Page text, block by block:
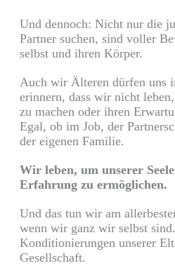
Und dennoch: Nicht nur die
Partner suchen, sind voller
selbst und ihren Körper.
Auch wir Älteren dürfen uns
erinnern, dass wir nicht
zu machen oder ihren
Egal, ob im Job, der
der eigenen Familie.
Wir leben, um unserer
Erfahrung zu ermöglichen.
Und das tun wir am
wenn wir ganz wir selbst
Konditionierungen unserer
Gesellschaft.